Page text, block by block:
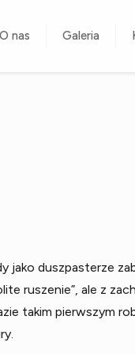
O nas Galeria
jako duszpasterze
ruszenie”, ale z
takim pierwszym